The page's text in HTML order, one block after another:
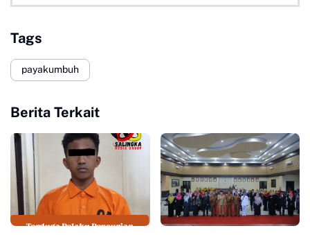
Tags
payakumbuh
Berita Terkait